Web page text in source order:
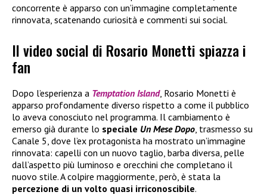
concorrente è apparso con un’immagine completamente
rinnovata, scatenando curiosità e commenti sui social.
Il video social di Rosario Monetti spiazza i
fan
Dopo l’esperienza a Temptation Island, Rosario Monetti è
apparso profondamente diverso rispetto a come il pubblico
lo aveva conosciuto nel programma. Il cambiamento è
emerso già durante lo speciale Un Mese Dopo , trasmesso su
Canale 5, dove l’ex protagonista ha mostrato un’immagine
rinnovata: capelli con un nuovo taglio, barba diversa, pelle
dall’aspetto più luminoso e orecchini che completano il
nuovo stile. A colpire maggiormente, però, è stata la
percezione di un volto quasi irriconoscibile.